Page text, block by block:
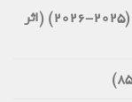
قوانین تکنیکی فدراسیون جهانی شمشیربازی (2025-2026) (اثر